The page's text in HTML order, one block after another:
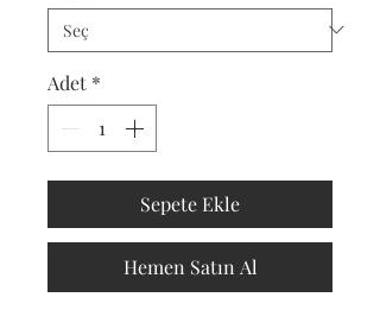
Adet *
Sepete Ekle
Hemen Satın Al